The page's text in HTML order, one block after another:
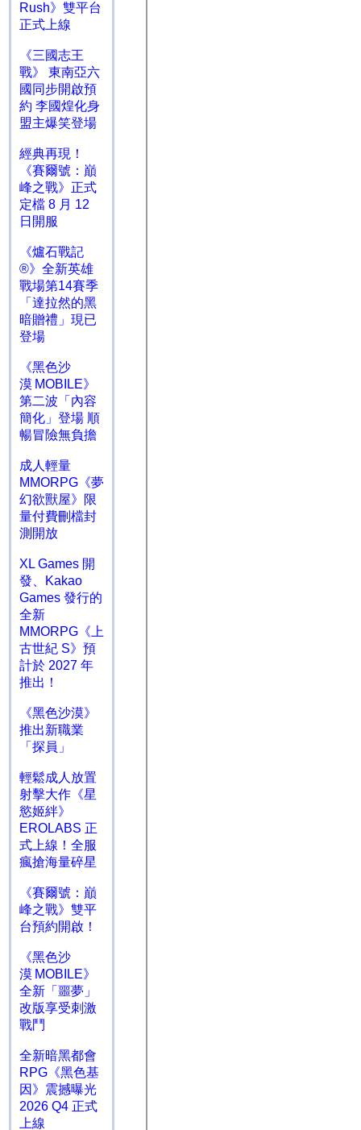
Rush》雙平台
正式上線
《三國志王
戰》 東南亞六
國同步開啟預
約 李國煌化身
盟主爆笑登場
經典再現！
《賽爾號：巔
峰之戰》正式
定檔 8 月 12
日開服
《爐石戰記
®》全新英雄
戰場第14賽季
「達拉然的黑
暗贈禮」現已
登場
《黑色沙
漠 MOBILE》
第二波「內容
簡化」登場 順
暢冒險無負擔
成人輕量
MMORPG《夢
幻欲獸屋》限
量付費刪檔封
測開放
XL Games 開
發、Kakao
Games 發行的
全新
MMORPG《上
古世紀 S》預
計於 2027 年
推出！
《黑色沙漠》
推出新職業
「探員」
輕鬆成人放置
射擊大作《星
慾姬絆》
EROLABS 正
式上線！全服
瘋搶海量碎星
《賽爾號：巔
峰之戰》雙平
台預約開啟！
《黑色沙
漠 MOBILE》
全新「噩夢」
改版享受刺激
戰鬥
全新暗黑都會
RPG《黑色基
因》震撼曝光
2026 Q4 正式
上線